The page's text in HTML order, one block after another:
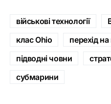
військові технології
клас Ohio
перехід
підводні човни
субмарини